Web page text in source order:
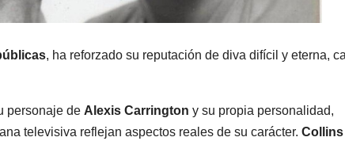
, ha reforzado su reputación de diva difícil y eterna,
personaje de Alexis Carrington y su propia personalidad,
televisiva reflejan aspectos reales de su carácter. Collins